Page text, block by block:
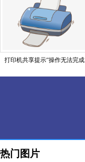
打印机共享提示“操作无法完成
热门图片